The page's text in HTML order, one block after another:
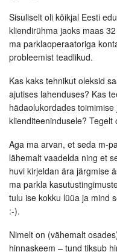
Sisuliselt oli kõikjal Eesti
kliendirühma jaoks maas
ma parklaoperaatoriga
probleemist teadlikud.
Kas kaks tehnikut oleksid
ajutises lahenduses? Kas
hädaolukordades
klienditeenindusele?
Aga ma arvan, et seda m-
lähemalt vaadelda ning et
huvi kirjeldan ära järgmise
ma parkla
tulu ise kokku lüüa ja mind
:-).
Nimelt on (vähemalt
hinnaskeem – tund tiksub